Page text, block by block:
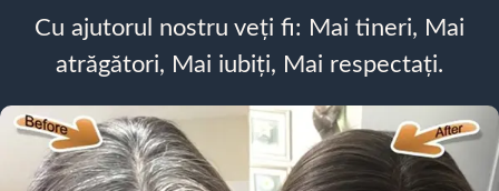
Cu ajutorul nostru veți fi: Mai tineri, Mai
atrăgători, Mai iubiți, Mai respectați.